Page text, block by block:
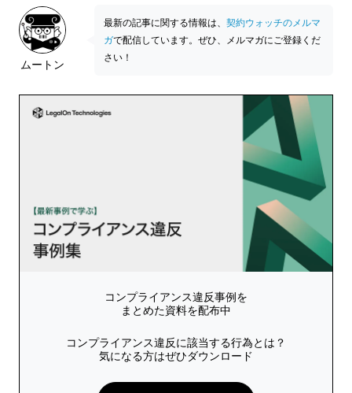
ムートン
最新の記事に関する情報は、 契約ウォッチのメルマ
ガで配信しています。ぜひ、メルマガにご登録くだ
さい！
コンプライアンス違反事例を
まとめた資料を配布中
コンプライアンス違反に該当する行為とは？
気になる方はぜひダウンロード